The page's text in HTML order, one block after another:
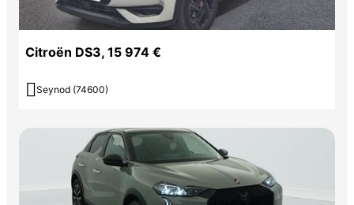
Citroën DS3, 15 974 €
 Seynod (74600)